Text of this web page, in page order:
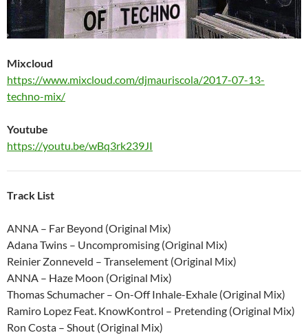
Mixcloud
https://www.mixcloud.com/djmauriscola/2017-07-13-
techno-mix/
Youtube
https://youtu.be/wBq3rk239JI
Track List
ANNA – Far Beyond (Original Mix)
Adana Twins – Uncompromising (Original Mix)
Reinier Zonneveld – Transelement (Original Mix)
ANNA – Haze Moon (Original Mix)
Thomas Schumacher – On-Off Inhale-Exhale (Original Mix)
Ramiro Lopez Feat. KnowKontrol – Pretending (Original Mix)
Ron Costa – Shout (Original Mix)